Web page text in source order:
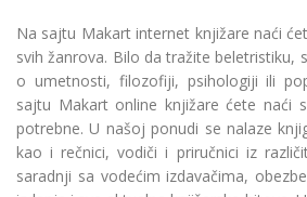
Na sajtu Makart internet knjižare naći
svih žanrova. Bilo da tražite beletristiku,
o umetnosti, filozofiji, psihologiji ili
sajtu Makart online knjižare ćete naći
potrebne. U našoj ponudi se nalaze
kao i rečnici, vodiči i priručnici iz
saradnji sa vodećim izdavačima,